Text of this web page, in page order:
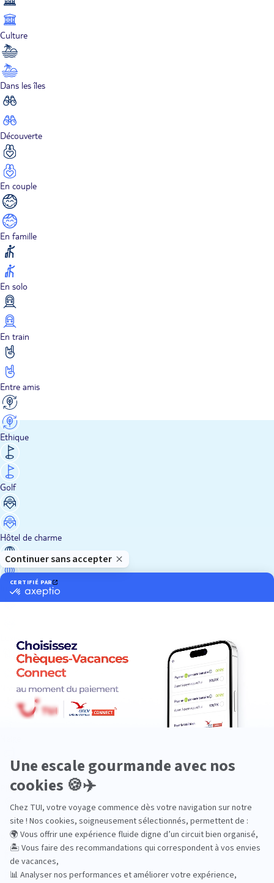
Culture
Dans les îles
Découverte
En couple
En famille
En solo
En train
Entre amis
Ethique
Golf
Hôtel de charme
Insolite
Nature
Plongée
Premium